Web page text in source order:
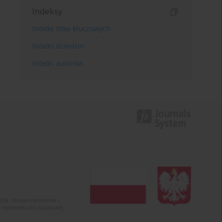
Indeksy
Indeks słów kluczowych
Indeks dziedzin
Indeks autorów